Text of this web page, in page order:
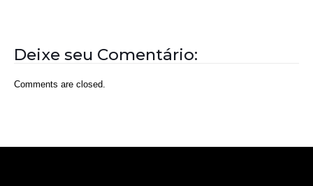
Nós somos a RDR, Rede Diocesana de Rádio com mais de